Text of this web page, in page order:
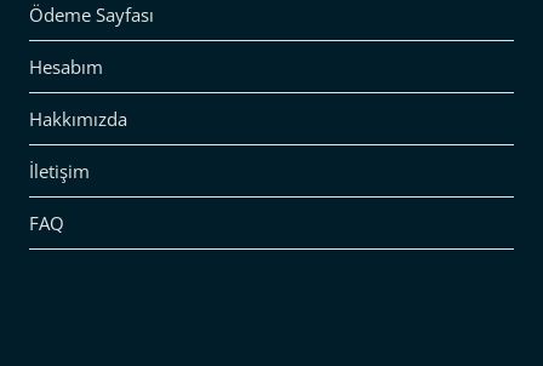
Ödeme Sayfası
Hesabım
Hakkımızda
İletişim
FAQ